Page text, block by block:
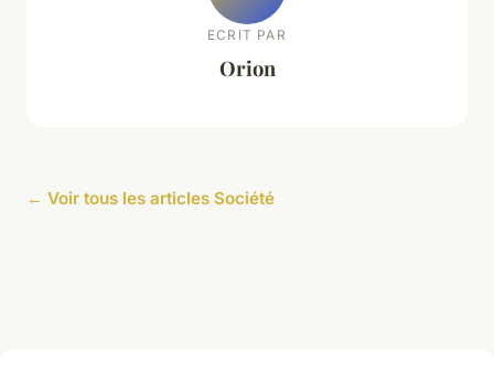
ECRIT PAR
Orion
← Voir tous les articles Société